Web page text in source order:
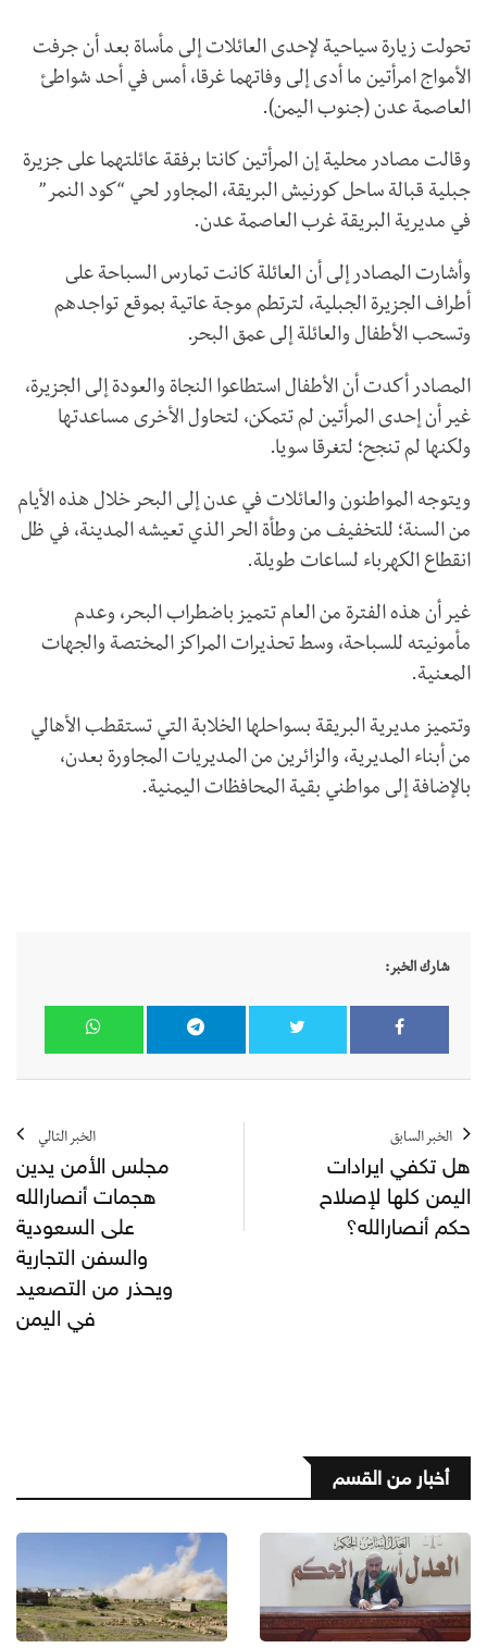
تحولت زيارة سياحية لإحدى العائلات إلى مأساة بعد أن جرفت
الأمواج امرأتين ما أدى إلى وفاتهما غرقا، أمس في أحد شواطئ
العاصمة عدن (جنوب اليمن).
وقالت مصادر محلية إن المرأتين كانتا برفقة عائلتهما على جزيرة
جبلية قبالة ساحل كورنيش البريقة، المجاور لحي “كود النمر”
في مديرية البريقة غرب العاصمة عدن.
وأشارت المصادر إلى أن العائلة كانت تمارس السباحة على
أطراف الجزيرة الجبلية، لترتطم موجة عاتية بموقع تواجدهم
وتسحب الأطفال والعائلة إلى عمق البحر.
المصادر أكدت أن الأطفال استطاعوا النجاة والعودة إلى الجزيرة،
غير أن إحدى المرأتين لم تتمكن، لتحاول الأخرى مساعدتها
ولكنها لم تنجح؛ لتغرقا سويا.
ويتوجه المواطنون والعائلات في عدن إلى البحر خلال هذه الأيام
من السنة؛ للتخفيف من وطأة الحر الذي تعيشه المدينة، في ظل
انقطاع الكهرباء لساعات طويلة.
غير أن هذه الفترة من العام تتميز باضطراب البحر، وعدم
مأمونيته للسباحة، وسط تحذيرات المراكز المختصة والجهات
المعنية.
وتتميز مديرية البريقة بسواحلها الخلابة التي تستقطب الأهالي
من أبناء المديرية، والزائرين من المديريات المجاورة بعدن،
بالإضافة إلى مواطني بقية المحافظات اليمنية.
شارك الخبر:
الخبر السابق
هل تكفي ايرادات
اليمن كلها لإصلاح
حكم أنصارالله؟
الخبر التالي
مجلس الأمن يدين
هجمات أنصارالله
على السعودية
والسفن التجارية
ويحذر من التصعيد
في اليمن
أخبار من القسم